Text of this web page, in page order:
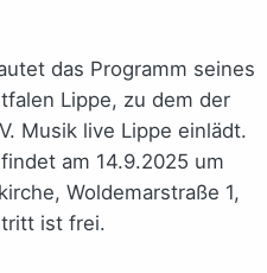
das Programm seines
Lippe, zu dem der
Musik live Lippe einlädt.
am 14.9.2025 um
Woldemarstraße 1,
ist frei.